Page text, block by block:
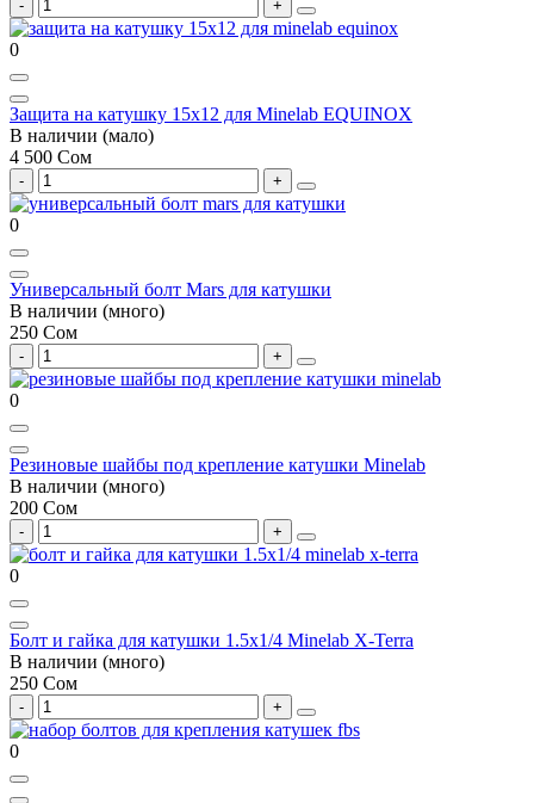
0
Защита на катушку 15х12 для Minelab EQUINOX
В наличии (мало)
4 500 Сом
0
Универсальный болт Mars для катушки
В наличии (много)
250 Сом
0
Резиновые шайбы под крепление катушки Minelab
В наличии (много)
200 Сом
0
Болт и гайка для катушки 1.5x1/4 Minelab X-Terra
В наличии (много)
250 Сом
0